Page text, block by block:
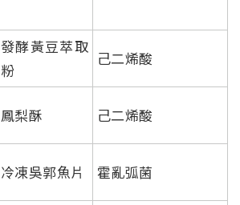
發酵黃豆萃取
粉
己二烯酸
鳳梨酥 己二烯酸
冷凍吳郭魚片 霍亂弧菌